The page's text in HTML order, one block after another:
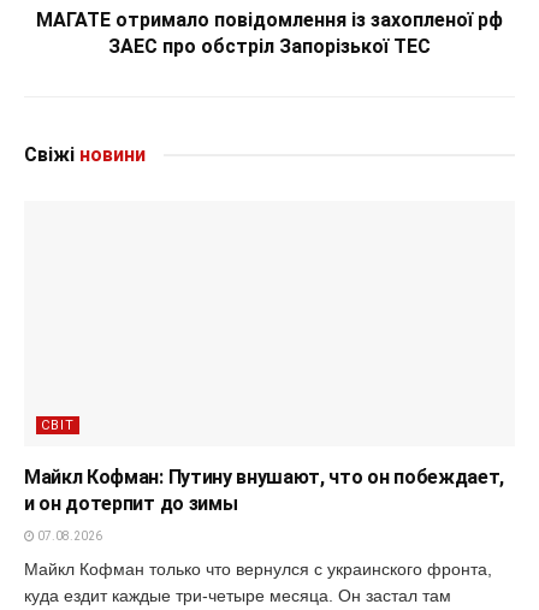
МАГАТЕ отримало повідомлення із захопленої рф
ЗАЕС про обстріл Запорізької ТЕС
Свіжі новини
СВІТ
Майкл Кофман: Путину внушают, что он побеждает,
и он дотерпит до зимы
07.08.2026
Майкл Кофман только что вернулся с украинского фронта,
куда ездит каждые три-четыре месяца. Он застал там